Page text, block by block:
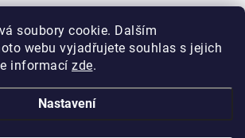
soubory cookie. Dalším
webu vyjadřujete souhlas s jejich
informací zde.
Nastavení